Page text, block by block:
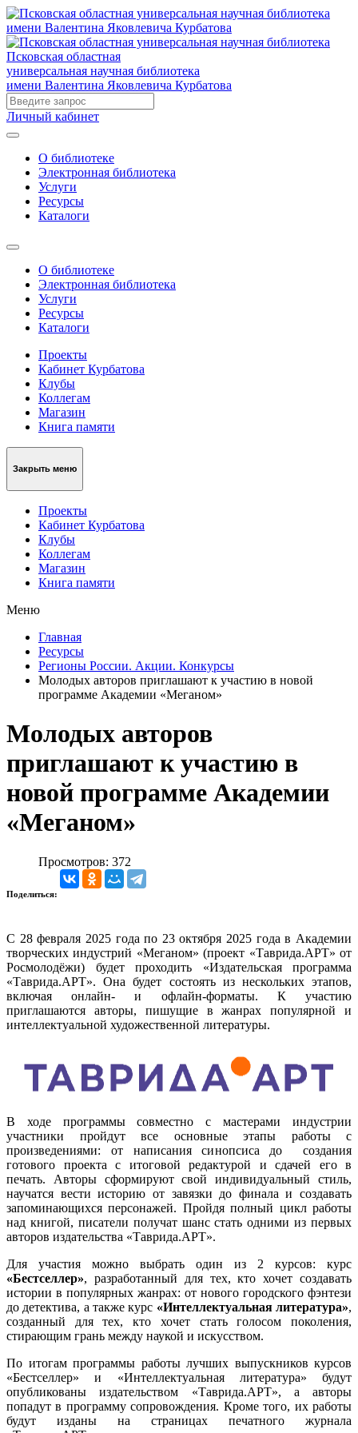
Псковская областная
универсальная научная библиотека
имени Валентина Яковлевича Курбатова
Личный кабинет
О библиотеке
Электронная библиотека
Услуги
Ресурсы
Каталоги
О библиотеке
Электронная библиотека
Услуги
Ресурсы
Каталоги
Проекты
Кабинет Курбатова
Клубы
Коллегам
Магазин
Книга памяти
Закрыть меню
Проекты
Кабинет Курбатова
Клубы
Коллегам
Магазин
Книга памяти
Меню
Главная
Ресурсы
Регионы России. Акции. Конкурсы
Молодых авторов приглашают к участию в новой
программе Академии «Меганом»
Молодых авторов
приглашают к участию в
новой программе Академии
«Меганом»
Просмотров: 372
Поделиться:
С 28 февраля 2025 года по 23 октября 2025 года в Академии
творческих индустрий «Меганом» (проект «Таврида.АРТ» от
Росмолодёжи) будет проходить «Издательская программа
«Таврида.АРТ». Она будет состоять из нескольких этапов,
включая онлайн- и офлайн-форматы. К участию
приглашаются авторы, пишущие в жанрах популярной и
интеллектуальной художественной литературы.
В ходе программы совместно с мастерами индустрии
участники пройдут все основные этапы работы с
произведениями: от написания синопсиса до создания
готового проекта с итоговой редактурой и сдачей его в
печать. Авторы сформируют свой индивидуальный стиль,
научатся вести историю от завязки до финала и создавать
запоминающихся персонажей. Пройдя полный цикл работы
над книгой, писатели получат шанс стать одними из первых
авторов издательства «Таврида.АРТ».
Для участия можно выбрать один из 2 курсов: курс
«Бестселлер», разработанный для тех, кто хочет создавать
истории в популярных жанрах: от нового городского фэнтези
до детектива, а также курс «Интеллектуальная литература»,
созданный для тех, кто хочет стать голосом поколения,
стирающим грань между наукой и искусством.
По итогам программы работы лучших выпускников курсов
«Бестселлер» и «Интеллектуальная литература» будут
опубликованы издательством «Таврида.АРТ», а авторы
попадут в программу сопровождения. Кроме того, их работы
будут изданы на страницах печатного журнала